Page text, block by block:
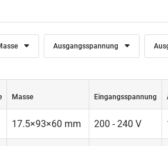
Ausgangsspannung
Masse Eingangsspannung
17.5×93×60 mm 200 - 240 V